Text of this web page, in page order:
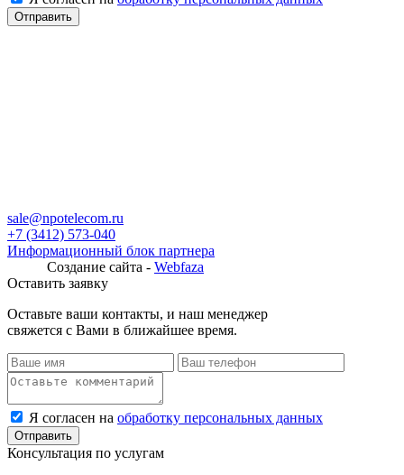
sale@npotelecom.ru
+7 (3412) 573-040
Информационный блок партнера
Создание сайта - Webfaza
Оставить заявку
Оставьте ваши контакты, и наш менеджер
свяжется с Вами в ближайшее время.
Я согласен на обработку персональных данных
Консультация по услугам